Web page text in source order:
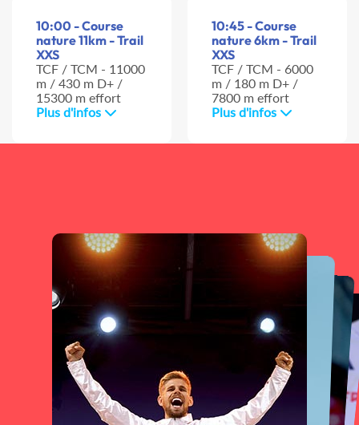
10:00 - Course
nature 11km - Trail
XXS
TCF / TCM - 11000
m / 430 m D+ /
15300 m effort
Plus d'infos
10:45 - Course
nature 6km - Trail
XXS
TCF / TCM - 6000
m / 180 m D+ /
7800 m effort
Plus d'infos